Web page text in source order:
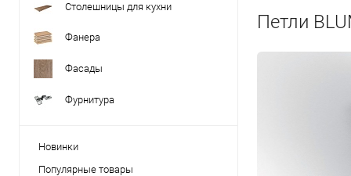
Столешницы для кухни
Фанера
Фасады
Фурнитура
Новинки
Популярные товары
Петли